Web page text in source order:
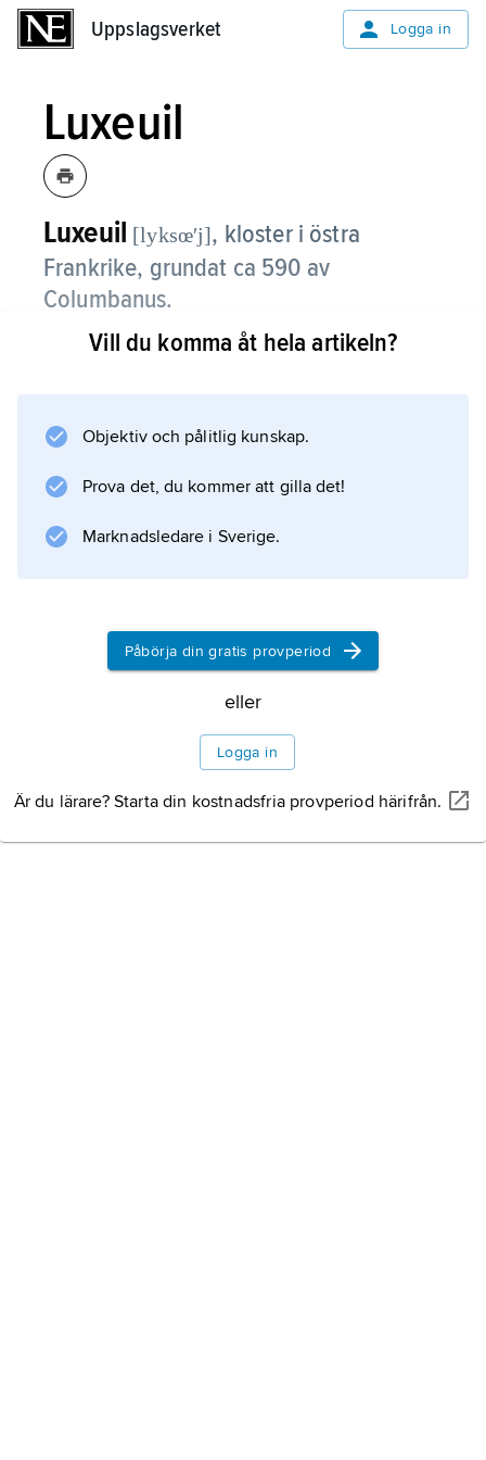
Uppslagsverket Logga in
Luxeuil
Luxeuil [lyksœʹj], kloster i östra
Frankrike, grundat ca 590 av
Columbanus.
Vid 600-talets mitt övergick klostret från irisk
missionskloster och ett centrum för monastisk
fick det en ny storhetstid under karolingerna,
nu som ett strikt benediktinkloster. Luxeuil
bestod till 1793,
Information om artikeln
Vill du komma åt hela artikeln?
Objektiv och pålitlig kunskap.
Prova det, du kommer att gilla det!
Marknadsledare i Sverige.
Påbörja din gratis provperiod
eller
Logga in
Är du lärare? Starta din kostnadsfria provperiod härifrån.